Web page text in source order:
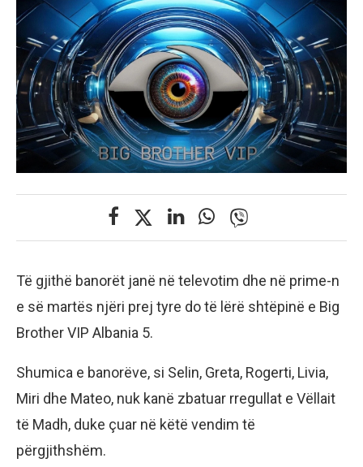
Të gjithë banorët janë në televotim dhe në prime-n
e së martës njëri prej tyre do të lërë shtëpinë e Big
Brother VIP Albania 5.
Shumica e banorëve, si Selin, Greta, Rogerti, Livia,
Miri dhe Mateo, nuk kanë zbatuar rregullat e Vëllait
të Madh, duke çuar në këtë vendim të
përgjithshëm.